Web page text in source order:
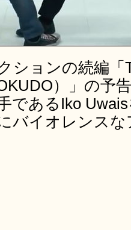
ションの続編「
）」の予
であるIko
バイオレンス